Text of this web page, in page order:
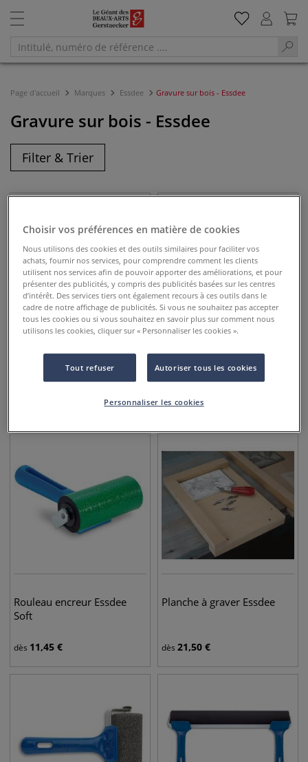
Page d'accueil Marques Essdee Gravure sur bois - Essdee
Gravure sur bois - Essdee
Filter & Trier
Professionnal
dès12,95€
Rouleau encreur Essdee
Soft
dès 11,45 €
Planche à graver Essdee
dès 21,50 €
Choisir vos préférences en matière de cookies
Nous utilisons des cookies et des outils similaires pour faciliter vos
achats, fournir nos services, pour comprendre comment les clients
utilisent nos services afin de pouvoir apporter des améliorations, et pour
présenter des publicités, y compris des publicités basées sur les centres
d’intérêt. Des services tiers ont également recours à ces outils dans le
cadre de notre affichage de publicités. Si vous ne souhaitez pas accepter
tous les cookies ou si vous souhaitez en savoir plus sur comment nous
utilisons les cookies, cliquer sur « Personnaliser les cookies ».
Tout refuser Autoriser tous les cookies
Personnaliser les cookies